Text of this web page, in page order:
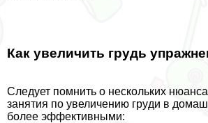
Как увеличить гpyдь
Следует помнить о нескольких
занятия по увеличению гpyди в
более эффективными: